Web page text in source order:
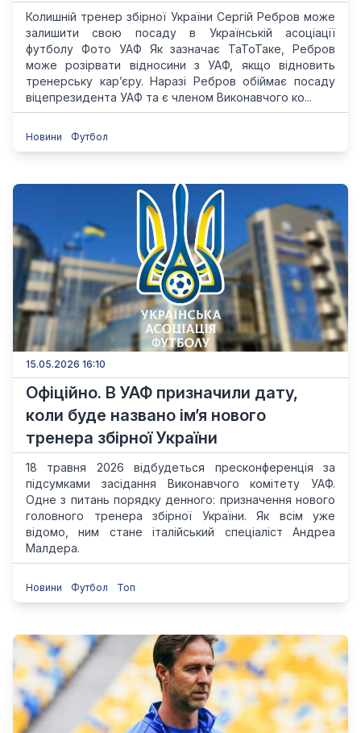
Колишній тренер збірної України Сергій Ребров може
залишити свою посаду в Українській асоціації
футболу Фото УАФ Як зазначає ТаТоТаке, Ребров
може розірвати відносини з УАФ, якщо відновить
тренерську кар’єру. Наразі Ребров обіймає посаду
віцепрезидента УАФ та є членом Виконавчого ко...
Новини Футбол
15.05.2026 16:10
Офіційно. В УАФ призначили дату,
коли буде названо ім’я нового
тренера збірної України
18 травня 2026 відбудеться пресконференція за
підсумками засідання Виконавчого комітету УАФ.
Одне з питань порядку денного: призначення нового
головного тренера збірної України. Як всім уже
відомо, ним стане італійський спеціаліст Андреа
Малдера.
Новини Футбол Топ